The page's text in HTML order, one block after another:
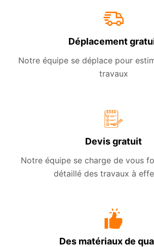
Déplacement
Notre équipe se déplace pour
travaux
Devis gratuit
Notre équipe se charge de vous
détaillé des travaux à
Des matériaux de